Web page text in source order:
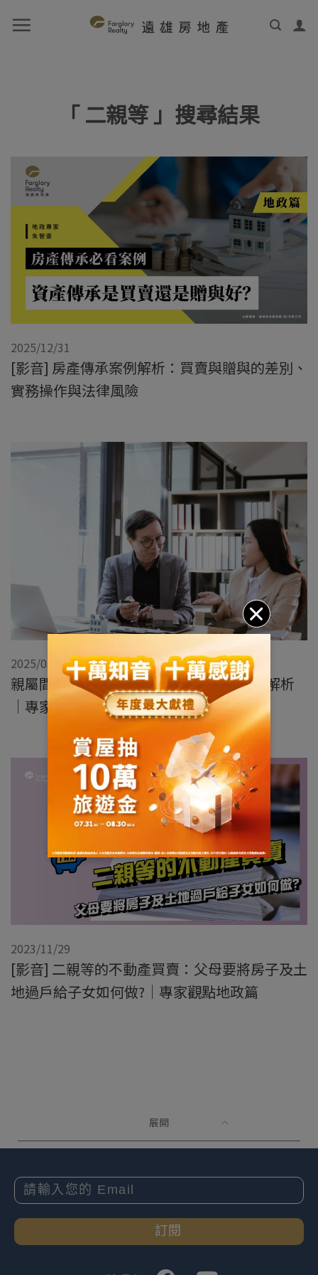
「 二親等 」搜尋結果
2025/12/31
[影音] 房產傳承案例解析：買賣與贈與的差別、
實務操作與法律風險
2025/03/21
親屬間不動產交易的稅務優化策略與案例解析
｜專家觀點地政篇
2023/11/29
[影音] 二親等的不動產買賣：父母要將房子及土
地過戶給子女如何做?｜專家觀點地政篇
展開
訂閱